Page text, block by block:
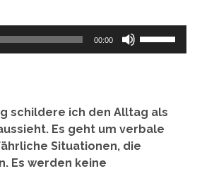
00:00
Lautstärke
zu
regeln.
schildere ich den Alltag als
Es geht um verbale
Situationen, die
Es werden keine